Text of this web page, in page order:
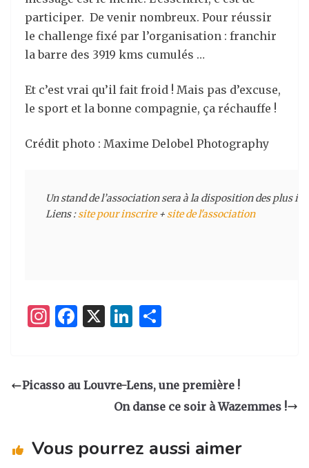
participer. De venir nombreux. Pour réussir
le challenge fixé par l’organisation : franchir
la barre des 3919 kms cumulés …
Et c’est vrai qu’il fait froid ! Mais pas d’excuse,
le sport et la bonne compagnie, ça réchauffe !
Crédit photo : Maxime Delobel Photography
Un stand de l’association sera à la disposition des plus
Liens : site pour inscrire + site de l'association
I
a
m
F
e
o
X
Li
e
dI
g
er
Picasso au Louvre-Lens, une première !
On danse ce soir à Wazemmes !
Vous pourrez aussi aimer